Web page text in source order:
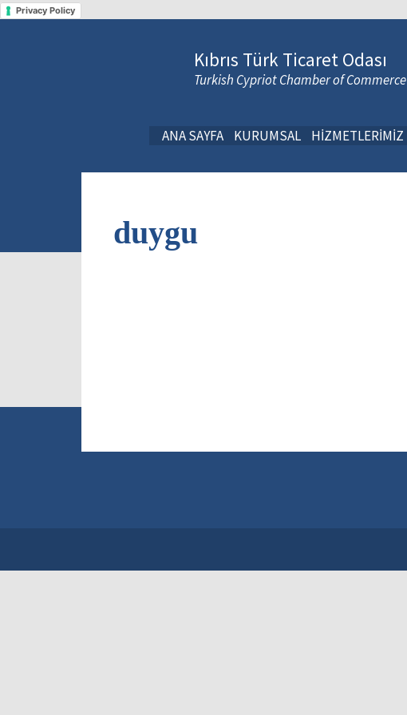
Privacy Policy
Kıbrıs Türk Ticaret Odası
Turkish Cypriot Chamber of Commerce
ANA SAYFA KURUMSAL HİZMETLERİMİZ
duygu